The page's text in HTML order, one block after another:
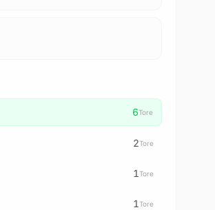
6Tore
2Tore
1 Tore
1 Tore